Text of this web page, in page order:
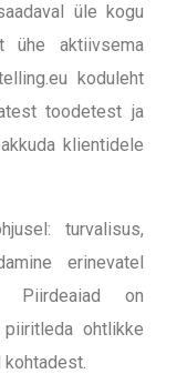
üle kogu
ühe aktiivsema
koduleht
toodetest ja
klientidele
turvalisus,
erinevatel
Piirdeaiad on
ohtlikke